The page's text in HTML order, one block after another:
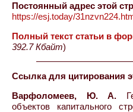
Постоянный адрес этой
https://esj.today/
Полный текст статьи в
392.7 Кбайт)
Ссылка для цитирования
Варфоломеев, Ю. А.
объектов капитального